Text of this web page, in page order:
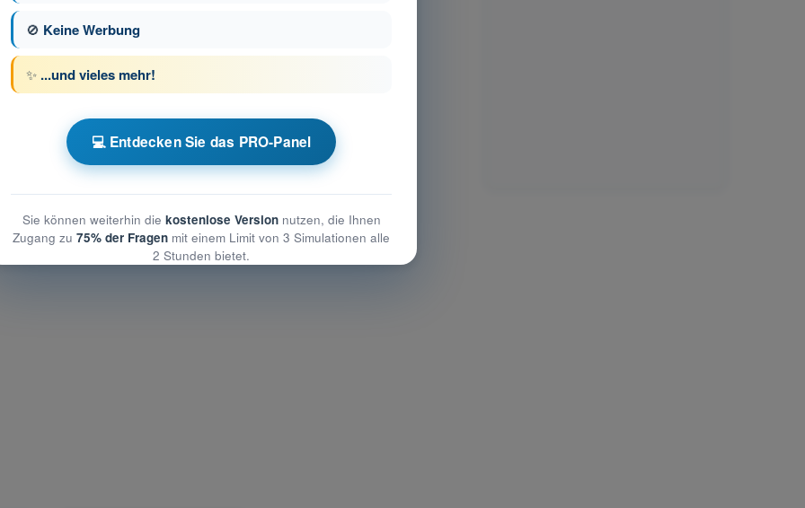
BPL Gasballon
- Kommunikation
🚫 Keine Werbung
✨ ...und vieles mehr!
💻 Entdecken Sie das PRO-Panel
Sie können weiterhin die kostenlose Versionnutzen, die Ihnen
Zugang zu 75% der Fragen mit einem Limit von 3 Simulationen alle
2 Stunden bietet.